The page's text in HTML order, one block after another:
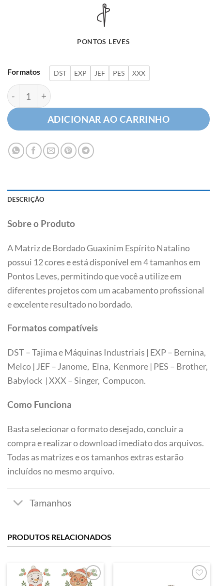
PONTOS LEVES
Formatos DST EXP JEF PES XXX
Guaxinim Espírito Natalino quantidade
ADICIONAR AO CARRINHO
DESCRIÇÃO
Sobre o Produto
A Matriz de Bordado Guaxinim Espírito Natalino
possui 12 cores e está disponível em 4 tamanhos em
Pontos Leves, permitindo que você a utilize em
diferentes projetos com um acabamento profissional
e excelente resultado no bordado.
Formatos compatíveis
DST – Tajima e Máquinas Industriais | EXP – Bernina,
Melco | JEF – Janome, Elna, Kenmore | PES – Brother,
Babylock | XXX – Singer, Compucon.
Como Funciona
Basta selecionar o formato desejado, concluir a
compra e realizar o download imediato dos arquivos.
Todas as matrizes e os tamanhos extras estarão
incluídos no mesmo arquivo.
Tamanhos
PRODUTOS RELACIONADOS